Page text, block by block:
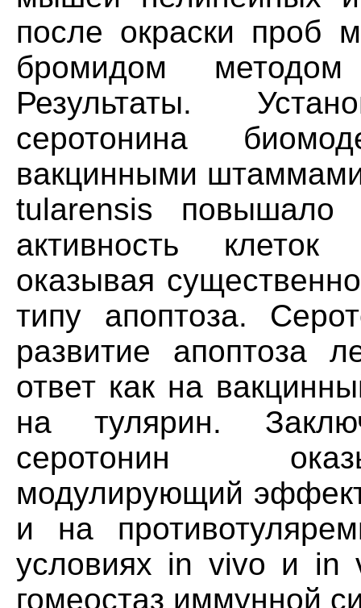
после окраски проб
бромидом методом
Результаты.
серотонина
вакцинными
tularensis повышало
активность
оказывая
типу апоптоза.
развитие апоптоза
ответ как на
на тулярин.
серотонин
модулирующий
и на
условиях in vivo и in
гомеостаз иммунной